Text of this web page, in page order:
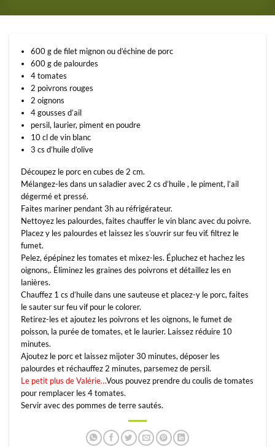
600 g de filet mignon ou d’échine de porc
600 g de palourdes
4 tomates
2 poivrons rouges
2 oignons
4 gousses d’ail
persil, laurier, piment en poudre
10 cl de vin blanc
3 cs d’huile d’olive
Découpez le porc en cubes de 2 cm.
Mélangez-les dans un saladier avec 2 cs d’huile , le piment, l’ail
dégermé et pressé.
Faites mariner pendant 3h au réfrigérateur.
Nettoyez les palourdes, faites chauffer le vin blanc avec du poivre.
Placez y les palourdes et laissez les s’ouvrir sur feu vif. filtrez le
fumet.
Pelez, épépinez les tomates et mixez-les. Épluchez et hachez les
oignons,. Éliminez les graines des poivrons et détaillez les en
lanières.
Chauffez 1 cs d’huile dans une sauteuse et placez-y le porc, faites
le sauter sur feu vif pour le colorer.
Retirez-les et ajoutez les poivrons et les oignons, le fumet de
poisson, la purée de tomates, et le laurier. Laissez réduire 10
minutes.
Ajoutez le porc et laissez mijoter 30 minutes, déposer les
palourdes et réchauffez 2 minutes, parsemez de persil.
Le petit plus de Valérie…Vous pouvez prendre du coulis de tomates
pour remplacer les 4 tomates.
Servir avec des pommes de terre sautés.